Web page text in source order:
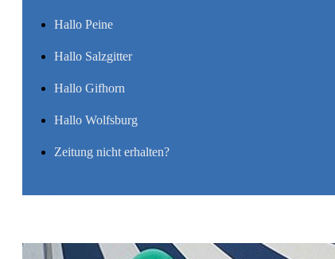
Hallo Peine
Hallo Salzgitter
Hallo Gifhorn
Hallo Wolfsburg
Zeitung nicht erhalten?